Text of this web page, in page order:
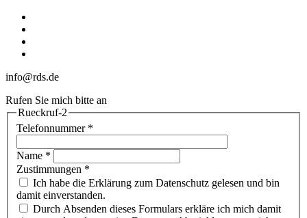
info@rds.de
Rufen Sie mich bitte an
Rueckruf-2
Telefonnummer *
Name *
Zustimmungen *
Ich habe die Erklärung zum Datenschutz gelesen und bin
damit einverstanden.
Durch Absenden dieses Formulars erkläre ich mich damit